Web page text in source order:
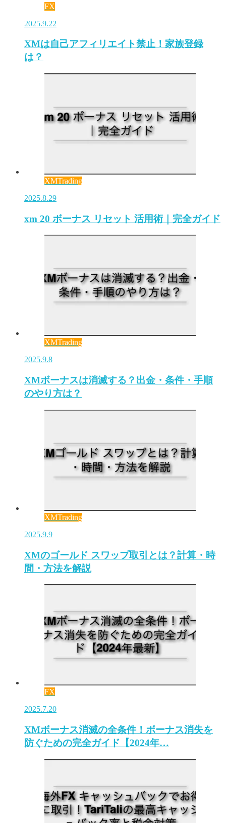
FX
2025.9.22
XMは自己アフィリエイト禁止！家族登録
は？
XMTrading
2025.8.29
xm 20 ボーナス リセット 活用術｜完全ガイド
XMTrading
2025.9.8
XMボーナスは消滅する？出金・条件・手順
のやり方は？
XMTrading
2025.9.9
XMのゴールド スワップ取引とは？計算・時
間・方法を解説
FX
2025.7.20
XMボーナス消滅の全条件！ボーナス消失を
防ぐための完全ガイド【2024年…